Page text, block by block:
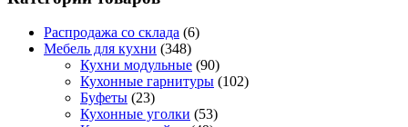
Распродажа со склада (6)
Мебель для кухни (348)
Кухни модульные (90)
Кухонные гарнитуры (102)
Буфеты (23)
Кухонные уголки (53)